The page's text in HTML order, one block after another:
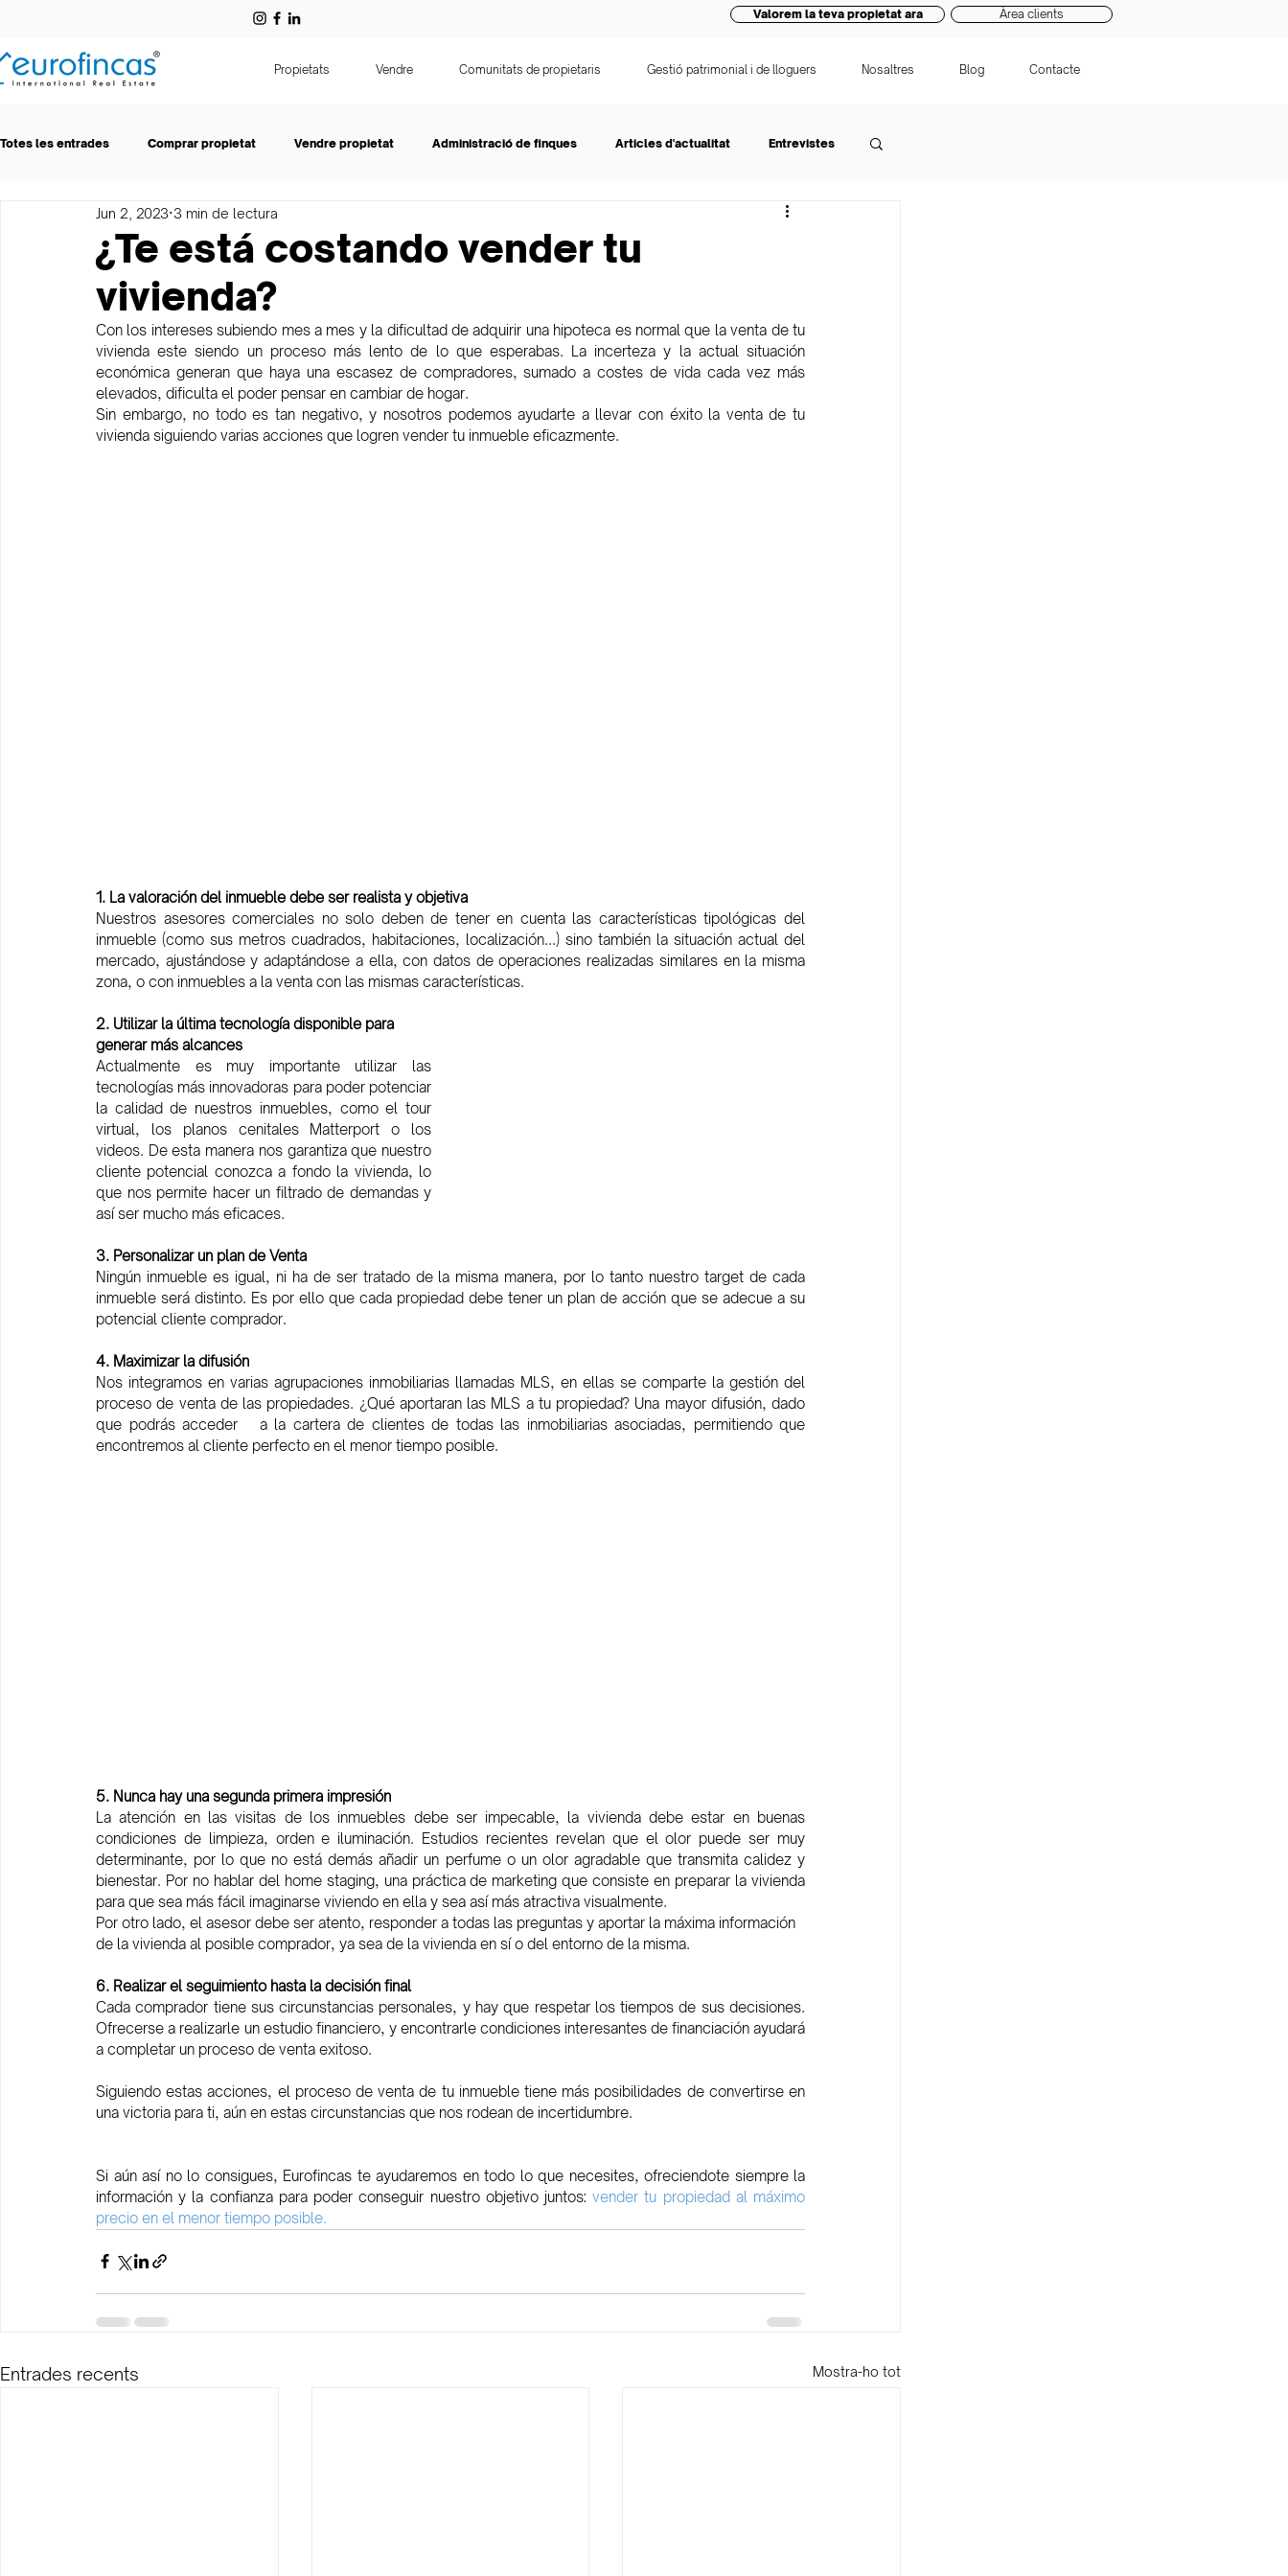
Valorem la teva propietat ara Àrea clients
Propietats Vendre Comunitats de propietaris Gestió patrimonial i de lloguers Nosaltres Blog Contacte
Totes les entrades Comprar propietat Vendre propietat Administració de finques Articles d'actualitat Entrevistes
Eurofincas Lloguer
¿Te está costando vender tu
vivienda?
Jun 2, 2023 3 min de lectura
Con los intereses subiendo mes a mes y la dificultad de adquirir una hipoteca es normal que la venta de tu
vivienda este siendo un proceso más lento de lo que esperabas. La incerteza y la actual situación
económica generan que haya una escasez de compradores, sumado a costes de vida cada vez más
elevados, dificulta el poder pensar en cambiar de hogar.
Sin embargo, no todo es tan negativo, y nosotros podemos ayudarte a llevar con éxito la venta de tu
vivienda siguiendo varias acciones que logren vender tu inmueble eficazmente.
1. La valoración del inmueble debe ser realista y objetiva
Nuestros asesores comerciales no solo deben de tener en cuenta las características tipológicas del
inmueble (como sus metros cuadrados, habitaciones, localización...) sino también la situación actual del
mercado, ajustándose y adaptándose a ella, con datos de operaciones realizadas similares en la misma
zona, o con inmuebles a la venta con las mismas características.
2. Utilizar la última tecnología disponible para
generar más alcances
Actualmente es muy importante utilizar las
tecnologías más innovadoras para poder potenciar
la calidad de nuestros inmuebles, como el tour
virtual, los planos cenitales Matterport o los
videos. De esta manera nos garantiza que nuestro
cliente potencial conozca a fondo la vivienda, lo
que nos permite hacer un filtrado de demandas y
así ser mucho más eficaces.
3. Personalizar un plan de Venta
Ningún inmueble es igual, ni ha de ser tratado de la misma manera, por lo tanto nuestro target de cada
inmueble será distinto. Es por ello que cada propiedad debe tener un plan de acción que se adecue a su
potencial cliente comprador.
4. Maximizar la difusión
Nos integramos en varias agrupaciones inmobiliarias llamadas MLS, en ellas se comparte la gestión del
proceso de venta de las propiedades. ¿Qué aportaran las MLS a tu propiedad? Una mayor difusión, dado
que podrás acceder   a la cartera de clientes de todas las inmobiliarias asociadas, permitiendo que
encontremos al cliente perfecto en el menor tiempo posible.
5. Nunca hay una segunda primera impresión
La atención en las visitas de los inmuebles debe ser impecable, la vivienda debe estar en buenas
condiciones de limpieza, orden e iluminación. Estudios recientes revelan que el olor puede ser muy
determinante, por lo que no está demás añadir un perfume o un olor agradable que transmita calidez y
bienestar. Por no hablar del home staging, una práctica de marketing que consiste en preparar la vivienda
para que sea más fácil imaginarse viviendo en ella y sea así más atractiva visualmente.
Por otro lado, el asesor debe ser atento, responder a todas las preguntas y aportar la máxima información
de la vivienda al posible comprador, ya sea de la vivienda en sí o del entorno de la misma.
6. Realizar el seguimiento hasta la decisión final
Cada comprador tiene sus circunstancias personales, y hay que respetar los tiempos de sus decisiones.
Ofrecerse a realizarle un estudio financiero, y encontrarle condiciones interesantes de financiación ayudará
a completar un proceso de venta exitoso.
Siguiendo estas acciones, el proceso de venta de tu inmueble tiene más posibilidades de convertirse en
una victoria para ti, aún en estas circunstancias que nos rodean de incertidumbre.
Si aún así no lo consigues, Eurofincas te ayudaremos en todo lo que necesites, ofreciendote siempre la
información y la confianza para poder conseguir nuestro objetivo juntos: vender tu propiedad al máximo
precio en el menor tiempo posible.
Entrades recents Mostra-ho tot